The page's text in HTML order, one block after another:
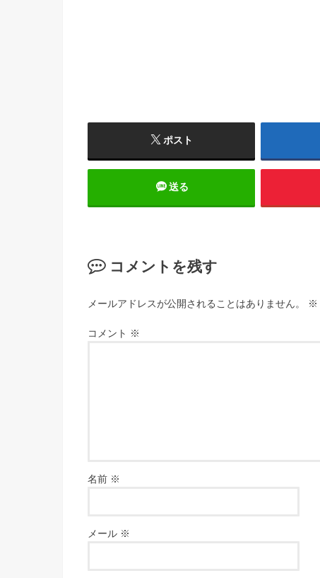
ポスト
送る
コメントを残す
メールアドレスが公開されることはありません。 ※
コメント ※
名前 ※
メール ※